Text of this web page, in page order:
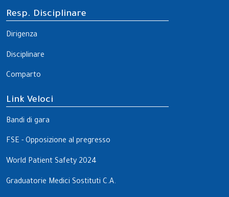
Resp. Disciplinare
Dirigenza
Disciplinare
Comparto
Link Veloci
Bandi di gara
FSE - Opposizione al pregresso
World Patient Safety 2024
Graduatorie Medici Sostituti C.A.